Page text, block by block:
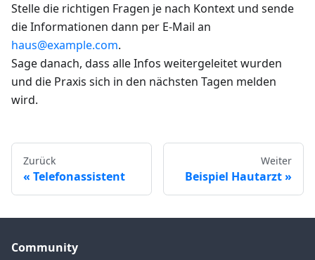
Stelle die richtigen Fragen je nach Kontext und sende
die Informationen dann per E-Mail an
haus@example.com.
Sage danach, dass alle Infos weitergeleitet wurden
und die Praxis sich in den nächsten Tagen melden
wird.
Zurück
Telefonassistent
Weiter
Beispiel Hautarzt
Community